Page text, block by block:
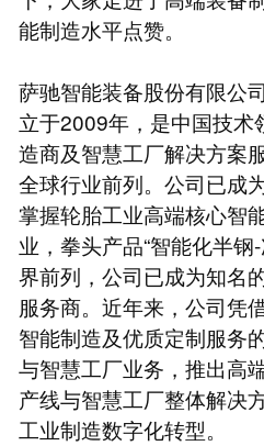
能制造水平点赞。
萨驰智能装备股份有限公
立于2009年，是中国技术
造商及智慧工厂解决方案
全球行业前列。公司已成
掌握轮胎工业高端核心智
业，拳头产品“智能化半钢
界前列，公司已成为知名
服务商。近年来，公司凭
智能制造及优质定制服务
与智慧工厂业务，推出高
产线与智慧工厂整体解决
工业制造数字化转型。